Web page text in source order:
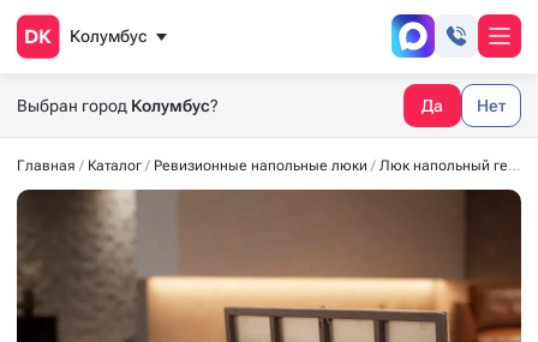
Колумбус
Выбран город Колумбус? Да Нет
Главная Каталог Ревизионные напольные люки Люк напольный герметичный СТАНДАРТ-М 2200*800